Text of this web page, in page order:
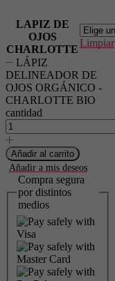
LAPIZ DE
OJOS
CHARLOTTE
Limpiar
LÁPIZ
DELINEADOR DE
OJOS ORGÁNICO -
CHARLOTTE BIO
cantidad
Añadir al carrito
Añadir a mis deseos
Compra segura
por distintos
medios